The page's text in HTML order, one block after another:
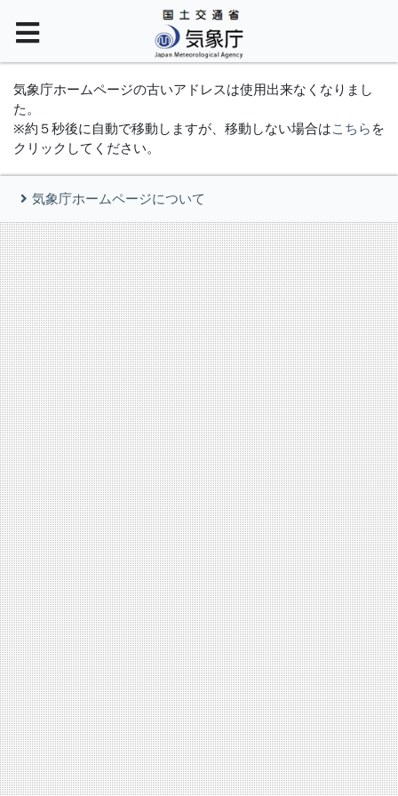
気象庁ホームページの古いアドレスは使用出来なくなりまし
た。
※約５秒後に自動で移動しますが、移動しない場合はこちら を
クリックしてください。
気象庁ホームページについて